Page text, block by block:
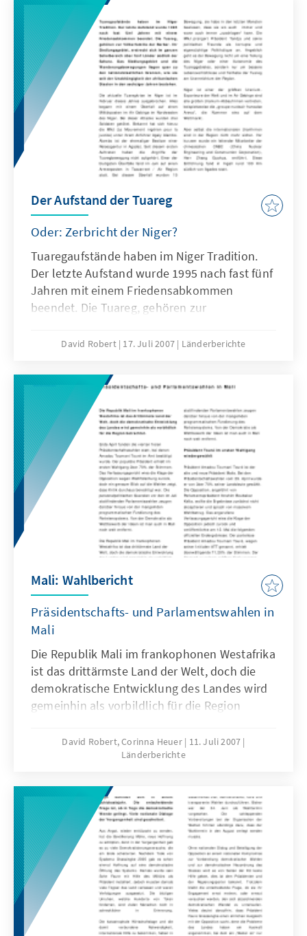
Der Aufstand der Tuareg
Oder: Zerbricht der Niger?
Tuaregaufstände haben im Niger Tradition.
Der letzte Aufstand wurde 1995 nach fast fünf
Jahren mit einem Friedensabkommen
beendet. Die Tuareg, gehören zur
erstreckt sich im ganzen Sahelbereich über
Siedlungsgebiet und die
Wanderungsbewegungen liegen quer zu den
nationalstaatlichen Grenzen, wie sie seit der
Unabhängigkeit der afrikanischen Staaten in
den sechziger Jahren bestehen.
David Robert 17. Juli 2007 Länderberichte
Mali: Wahlbericht
Präsidentschafts- und Parlamentswahlen in
Mali
Die Republik Mali im frankophonen Westafrika
ist das drittärmste Land der Welt, doch die
demokratische Entwicklung des Landes wird
gemeinhin als vorbildlich für die Region
freien Präsidentschaftswahlen statt, bei
denen Amadou Toumani Touré im Amt
erhielt im ersten Wahlgang über 70% der
Stimmen. Das Verfassungsgericht wies die
Klage der Opposition wegen Wahlfälschung
zurück, doch ein genauer Blick auf die Wahlen
zeigt, dass Kritik durchaus berechtigt war. Die
personalpolitischen Querelen vor den im Juli
stattfindenden Parlamentswahlen zeugen
darüber hinaus von der mangelnden
programmatischen Fundierung des
David Robert, Corinna Heuer
11. Juli 2007
Länderberichte